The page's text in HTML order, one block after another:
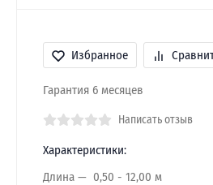
Избранное
Гарантия 6 месяцев
Написать отзыв
Характеристики:
Длина
0,50 - 12,00 м